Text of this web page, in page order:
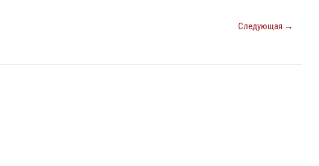
Следующая →